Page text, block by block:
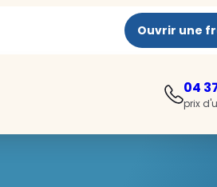
Ouvrir une
04
prix